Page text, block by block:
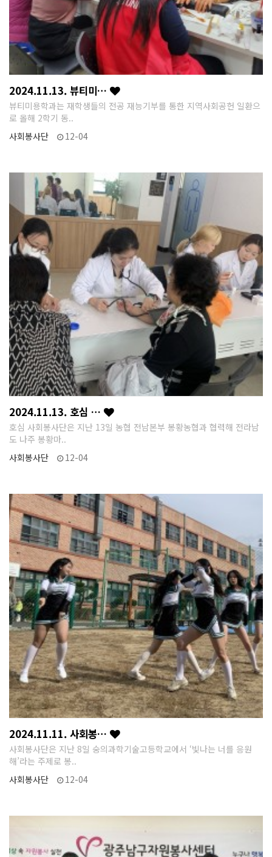
2024.11.13. 뷰티미…
뷰티미용학과는 재학생들의 전공 재능기부를 통한 지역사회공헌 일환으
로 올해 2학기 동..
사회봉사단
12-04
2024.11.13. 호심 …
호심 사회봉사단은 지난 13일 농협 전남본부 봉황농협과 협력해 전라남
도 나주 봉황마..
사회봉사단
12-04
2024.11.11. 사회봉…
사회봉사단은 지난 8일 숭의과학기술고등학교에서 ‘빛나는 너를 응원
해’라는 주제로 봉..
사회봉사단
12-04